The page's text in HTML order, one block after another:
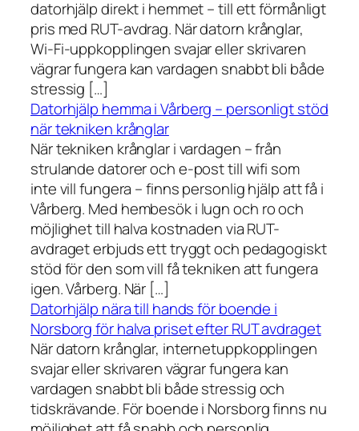
datorhjälp direkt i hemmet – till ett förmånligt
pris med RUT-avdrag. När datorn krånglar,
Wi-Fi-uppkopplingen svajar eller skrivaren
vägrar fungera kan vardagen snabbt bli både
stressig […]
Datorhjälp hemma i Vårberg – personligt stöd
när tekniken krånglar
När tekniken krånglar i vardagen – från
strulande datorer och e-post till wifi som
inte vill fungera – finns personlig hjälp att få i
Vårberg. Med hembesök i lugn och ro och
möjlighet till halva kostnaden via RUT-
avdraget erbjuds ett tryggt och pedagogiskt
stöd för den som vill få tekniken att fungera
igen. Vårberg. När […]
Datorhjälp nära till hands för boende i
Norsborg för halva priset efter RUT avdraget
När datorn krånglar, internetuppkopplingen
svajar eller skrivaren vägrar fungera kan
vardagen snabbt bli både stressig och
tidskrävande. För boende i Norsborg finns nu